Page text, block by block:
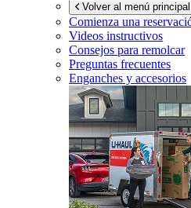
Volver al menú principal
Comienza una
Videos instructivos
Consejos para remolcar
Preguntas frecuentes
Enganches y accesorios